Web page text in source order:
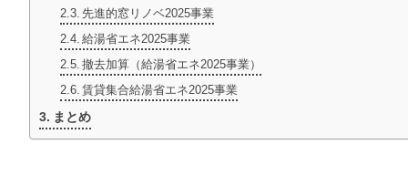
先進的窓リノベ2025事業
給湯省エネ2025事業
撤去加算（給湯省エネ2025事業）
賃貸集合給湯省エネ2025事業
まとめ